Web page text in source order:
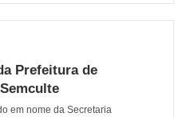
Prefeitura de
em nome da Secretaria